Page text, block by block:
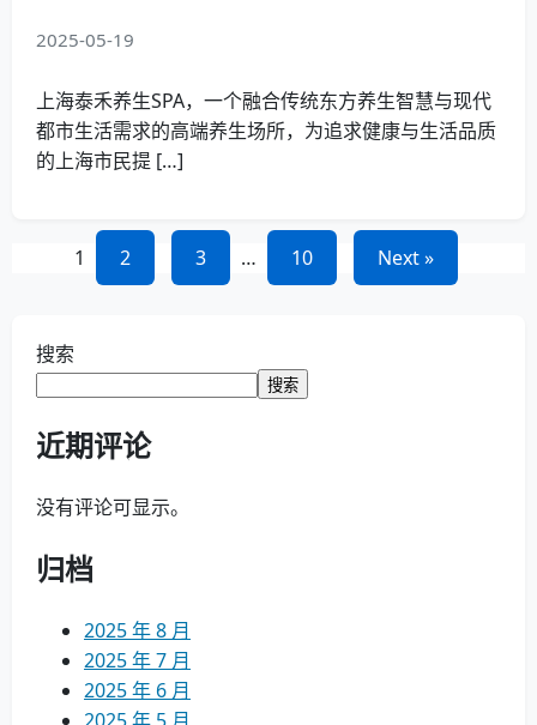
2025-05-19
上海泰禾养生SPA，一个融合传统东方养生智慧与现代
都市生活需求的高端养生场所，为追求健康与生活品质
的上海市民提 […]
导
航
1 2 3 … 10 Next »
搜索
搜索
近期评论
没有评论可显示。
归档
2025 年 8 月
2025 年 7 月
2025 年 6 月
2025 年 5 月